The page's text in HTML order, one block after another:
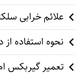
علائم خرابی
نحوه استفاده
تعمیر گیربکس ام